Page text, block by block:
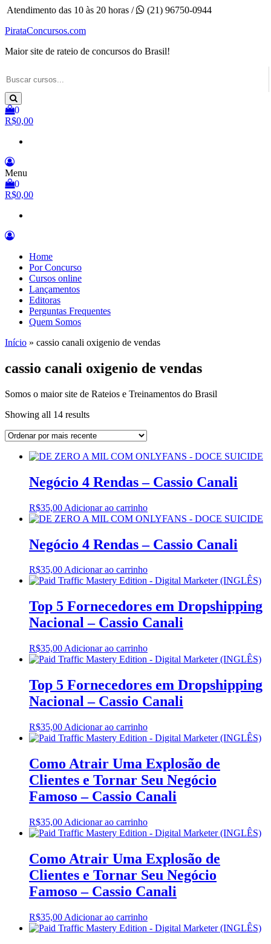
Pular
o
Atendimento das 10 às 20 horas /
(21) 96750-0944
PirataConcursos.com
Maior site de rateio de concursos do Brasil!
0
R$0,00
Menu
0
R$0,00
Home
Por Concurso
Cursos online
Lançamentos
Editoras
Perguntas Frequentes
Quem Somos
Início » cassio canali oxigenio de vendas
cassio canali oxigenio de vendas
Somos o maior site de Rateios e Treinamentos do Brasil
Showing all 14 resultsSorted
latest
Negócio 4 Rendas – Cassio Canali
R$35,00 Adicionar ao carrinho
Negócio 4 Rendas – Cassio Canali
R$35,00Adicionar ao carrinho
Top 5 Fornecedores em Dropshipping
Nacional – Cassio Canali
R$35,00 Adicionar ao carrinho
Top 5 Fornecedores em Dropshipping
Nacional – Cassio Canali
R$35,00 Adicionar ao carrinho
Como Atrair Uma Explosão de
Clientes e Tornar Seu Negócio
Famoso – Cassio Canali
R$35,00 Adicionar ao carrinho
Como Atrair Uma Explosão de
Clientes e Tornar Seu Negócio
Famoso – Cassio Canali
R$35,00 Adicionar ao carrinho